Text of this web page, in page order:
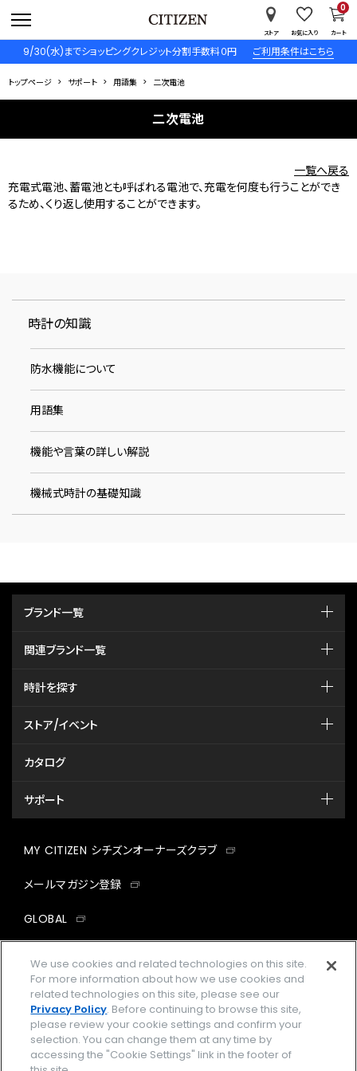
9/30(水)までショッピングクレジット分割手数料０円 ご利用条件はこちら
ストア お気に入り カート
0
トップページ サポート 用語集 二次電池
二次電池
一覧へ戻る
充電式電池、蓄電池とも呼ばれる電池で、充電を何度も行うことができ
るため、くり返し使用することができます。
時計の知識
防水機能について
用語集
機能や言葉の詳しい解説
機械式時計の基礎知識
ブランド一覧
関連ブランド一覧
時計を探す
ストア/イベント
カタログ
サポート
MY CITIZEN シチズンオーナーズクラブ
メールマガジン登録
GLOBAL
facebookinstagramtwitter
企業情報 ご利用規約
プライバシーポリシー Cookies Settings
We use cookies and related technologies on this site.
For more information about how we use cookies and
related technologies on this site, please see our
Privacy Policy. Before continuing to browse this site,
please review your cookie settings and confirm your
selection. You can change them at any time by
accessing the "Cookie Settings" link in the footer of